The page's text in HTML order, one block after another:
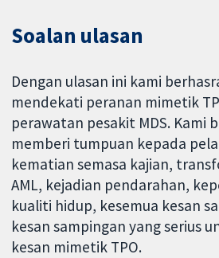
Soalan ulasan
Dengan ulasan ini kami
mendekati peranan mimetik
perawatan pesakit MDS. Kami
memberi tumpuan kepada
kematian semasa kajian,
AML, kejadian pendarahan,
kualiti hidup, kesemua kesan
kesan sampingan yang serius
kesan mimetik TPO.